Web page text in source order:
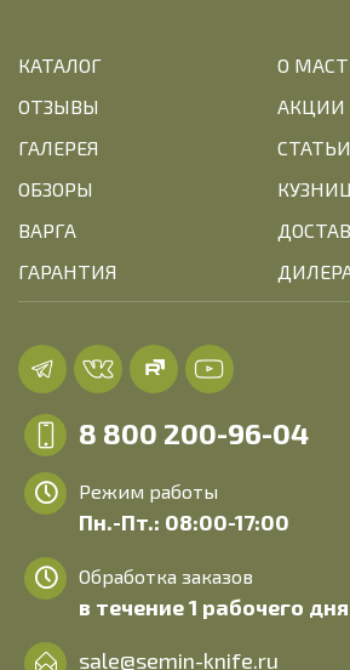
КАТАЛОГ
О
ОТЗЫВЫ
АКЦИИ
ГАЛЕРЕЯ
СТАТЬИ
ОБЗОРЫ
ВАРГА
ГАРАНТИЯ
8 800 200-96-04
Режим работы
Пн.-Пт.: 08:00-17:00
Обработка заказов
в течение 1 рабочего дня
sale@semin-knife.ru